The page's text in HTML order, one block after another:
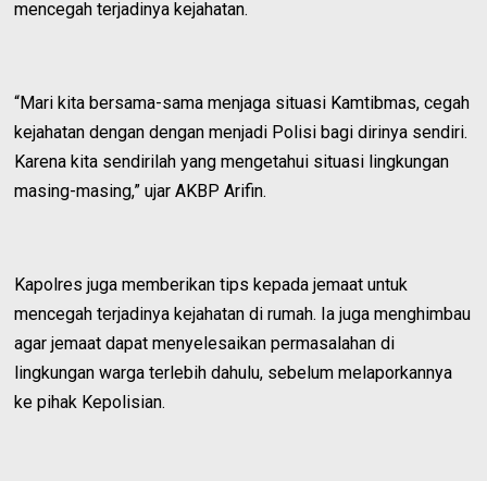
mencegah terjadinya kejahatan.
“Mari kita bersama-sama menjaga situasi Kamtibmas, cegah
kejahatan dengan dengan menjadi Polisi bagi dirinya sendiri.
Karena kita sendirilah yang mengetahui situasi lingkungan
masing-masing,” ujar AKBP Arifin.
Kapolres juga memberikan tips kepada jemaat untuk
mencegah terjadinya kejahatan di rumah. Ia juga menghimbau
agar jemaat dapat menyelesaikan permasalahan di
lingkungan warga terlebih dahulu, sebelum melaporkannya
ke pihak Kepolisian.